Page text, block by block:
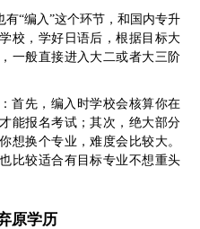
“编入”这个环节，和国内专升
校，学好日语后，根据目标大
一般直接进入大二或者大三阶
首先，编入时学校会核算你在
能报名考试；其次，绝大部分
想换个专业，难度会比较大。
比较适合有目标专业不想重头
原学历